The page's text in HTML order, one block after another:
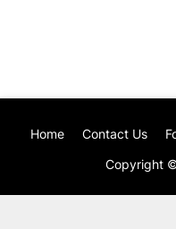
Copyright
Home Contact Us